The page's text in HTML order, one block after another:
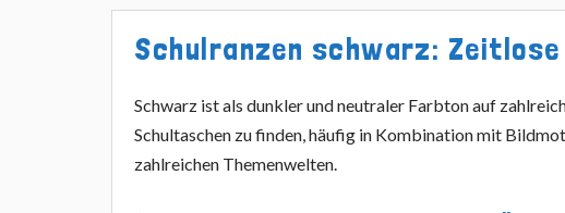
Schulranzen schwarz:
Schwarz ist als dunkler und neutraler Farbton auf
Schultaschen zu finden, häufig in Kombination mit
zahlreichen Themenwelten.